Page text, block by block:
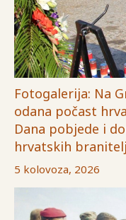
Fotogalerija: Na
odana počast
Dana pobjede i
hrvatskih
5 kolovoza, 2026